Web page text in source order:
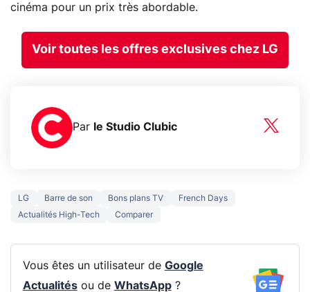
cinéma pour un prix très abordable.
Voir toutes les offres exclusives chez LG
Par le Studio Clubic
LG Barre de son Bons plans TV
French Days
Actualités High-Tech
Comparer
Vous êtes un utilisateur de Google
Actualitésou de WhatsApp?